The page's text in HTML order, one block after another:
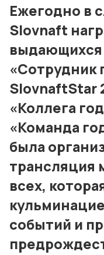
Условия
Политика
Ежегодно в
Slovnaft
выдающихся
«Сотрудник
SlovnaftStar
«Коллега
«Команда
была
трансляция
всех,
событий и